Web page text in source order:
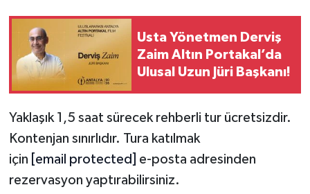
Usta Yönetmen Derviş
Zaim Altın Portakal’da
Ulusal Uzun Jüri Başkanı!
Yaklaşık 1,5 saat sürecek rehberli tur ücretsizdir.
Kontenjan sınırlıdır. Tura katılmak
için [email protected]
e-posta adresinden
rezervasyon yaptırabilirsiniz.